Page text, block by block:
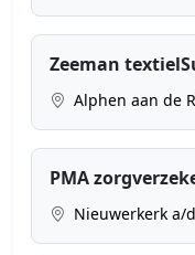
Zeeman
Alphen aan de
PMA
Nieuwerkerk a/